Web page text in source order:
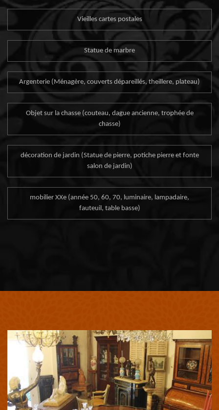
Vieilles cartes postales
Statue de marbre
Argenterie (Ménagère, couverts dépareillés, theillere, plateau)
Objet sur la chasse (couteau, dague ancienne, trophée de
chasse)
décoration de jardin (Statue de pierre, potiche pierre et fonte
salon de jardin)
mobilier XXe (année 50, 60, 70, luminaire, lampadaire,
fauteuil, table basse)